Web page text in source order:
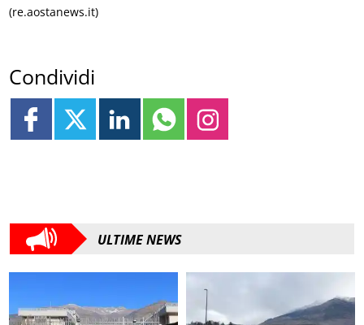
(re.aostanews.it)
Condividi
ULTIME NEWS